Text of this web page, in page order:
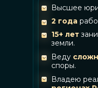
Владею
Веду
споры.
15+ лет
земли.
2 года
Высшее